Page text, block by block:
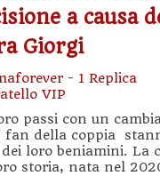
a causa
Giorgi
- 1 Replica
VIP
passi con un
della coppia
loro beniamini. La
storia, nata nel